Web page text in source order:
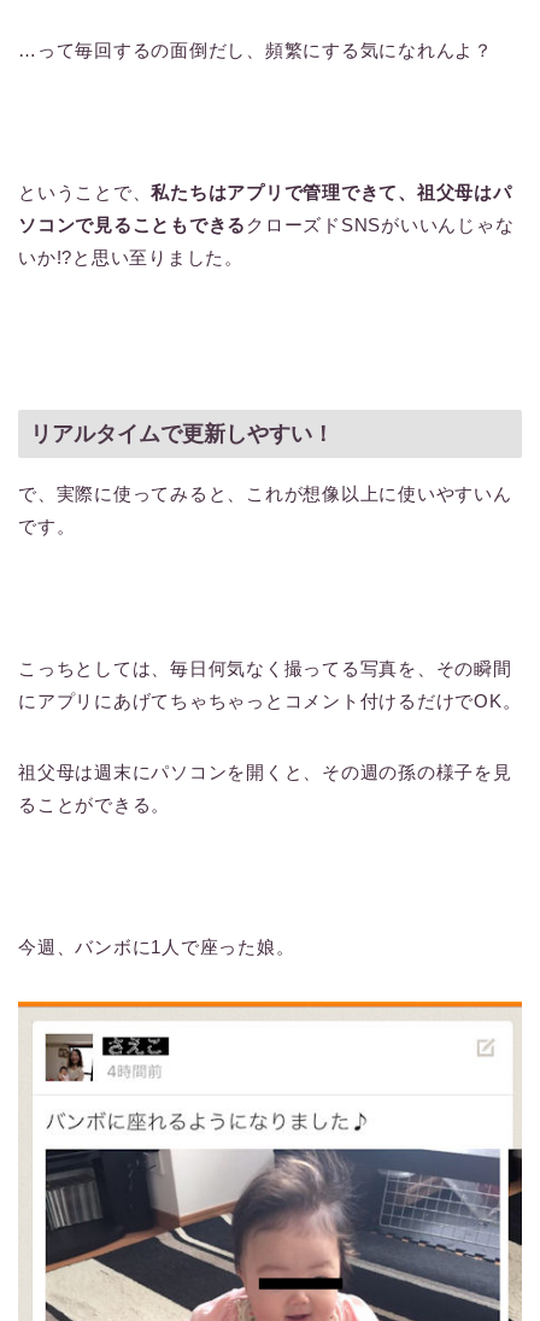
…って毎回するの面倒だし、頻繁にする気になれんよ？
ということで、私たちはアプリで管理できて、祖父母はパ
ソコンで見ることもできる クローズドSNSがいいんじゃな
いか!?と思い至りました。
リアルタイムで更新しやすい！
で、実際に使ってみると、これが想像以上に使いやすいん
です。
こっちとしては、毎日何気なく撮ってる写真を、その瞬間
にアプリにあげてちゃちゃっとコメント付けるだけでOK。
祖父母は週末にパソコンを開くと、その週の孫の様子を見
ることができる。
今週、バンボに1人で座った娘。